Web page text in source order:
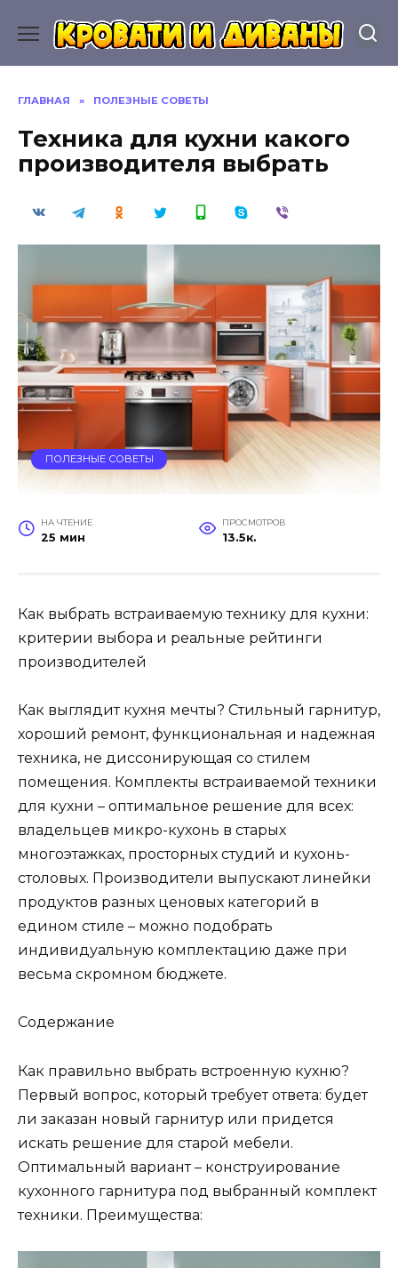
содержанию
ГЛАВНАЯ » ПОЛЕЗНЫЕ СОВЕТЫ
Техника для кухни какого
производителя выбрать
ПОЛЕЗНЫЕ СОВЕТЫ
НА ЧТЕНИЕ
25 мин
ПРОСМОТРОВ
13.5к.
Как выбрать встраиваемую технику для кухни:
критерии выбора и реальные рейтинги
производителей
Как выглядит кухня мечты? Стильный гарнитур,
хороший ремонт, функциональная и надежная
техника, не диссонирующая со стилем
помещения. Комплекты встраиваемой техники
для кухни – оптимальное решение для всех:
владельцев микро-кухонь в старых
многоэтажках, просторных студий и кухонь-
столовых. Производители выпускают линейки
продуктов разных ценовых категорий в
едином стиле – можно подобрать
индивидуальную комплектацию даже при
весьма скромном бюджете.
Содержание
Как правильно выбрать встроенную кухню?
Первый вопрос, который требует ответа: будет
ли заказан новый гарнитур или придется
искать решение для старой мебели.
Оптимальный вариант – конструирование
кухонного гарнитура под выбранный комплект
техники. Преимущества: